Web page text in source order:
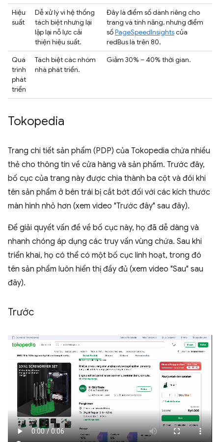
Hiệu
suất
Dễ xử lý vì hệ thống
tách biệt nhưng lại
lặp lại nỗ lực cải
thiện hiệu suất.
Đây là điểm số dành riêng cho
trang và tính năng, nhưng điểm
sốPageSpeedInsightscủa
redBus là trên 80.
Quá
trình
phát
triển
Tách biệt các nhóm
nhà phát triển.
Giảm 30% – 40% thời gian.
Tokopedia
Trang chi tiết sản phẩm (PDP) của Tokopedia chứa nhiều
thẻ cho thông tin về cửa hàng và sản phẩm. Trước đây,
bố cục của trang này được chia thành ba cột và đôi khi
tên sản phẩm ở bên trái bị cắt bớt đối với các kích thước
màn hình nhỏ hơn (xem video "Trước đây" sau đây).
Để giải quyết vấn đề về bố cục này, họ đã dễ dàng và
nhanh chóng áp dụng các truy vấn vùng chứa. Sau khi
triển khai, họ có thể có một bố cục linh hoạt, trong đó
tên sản phẩm luôn hiển thị đầy đủ (xem video "Sau" sau
đây).
Trước